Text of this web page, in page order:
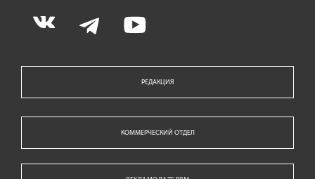
РЕДАКЦИЯ
КОММЕРЧЕСКИЙ ОТДЕЛ